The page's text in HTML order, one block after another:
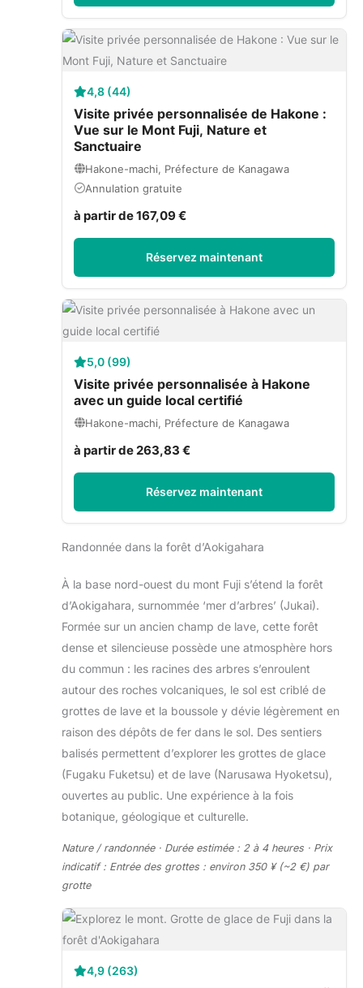
4,8 (44)
Visite privée personnalisée de Hakone :
Vue sur le Mont Fuji, Nature et
Sanctuaire
Hakone-machi, Préfecture de Kanagawa
Annulation gratuite
à partir de 167,09 €
Réservez maintenant
5,0 (99)
Visite privée personnalisée à Hakone
avec un guide local certifié
Hakone-machi, Préfecture de Kanagawa
à partir de 263,83 €
Réservez maintenant
Randonnée dans la forêt d’Aokigahara
À la base nord-ouest du mont Fuji s’étend la forêt
d’Aokigahara, surnommée ‘mer d’arbres’ (Jukai).
Formée sur un ancien champ de lave, cette forêt
dense et silencieuse possède une atmosphère hors
du commun : les racines des arbres s’enroulent
autour des roches volcaniques, le sol est criblé de
grottes de lave et la boussole y dévie légèrement en
raison des dépôts de fer dans le sol. Des sentiers
balisés permettent d’explorer les grottes de glace
(Fugaku Fuketsu) et de lave (Narusawa Hyoketsu),
ouvertes au public. Une expérience à la fois
botanique, géologique et culturelle.
Nature / randonnée · Durée estimée : 2 à 4 heures · Prix
indicatif : Entrée des grottes : environ 350 ¥ (~2 €) par
grotte
4,9 (263)